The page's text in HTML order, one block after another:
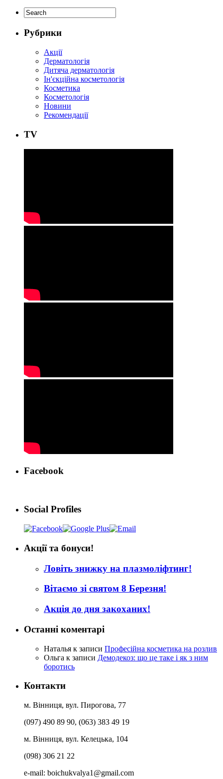
Рубрики
Акції
Дерматологія
Дитяча дерматологія
Ін'єкційна косметологія
Косметика
Косметологія
Новини
Рекомендації
ТV
Facebook
Social Profiles
Акції та бонуси!
Ловіть знижку на плазмоліфтинг!
Вітаємо зі святом 8 Березня!
Акція до дня закоханих!
Останні коментарі
Наталья к записи Професійна косметика на розлив
Ольга к записи Демодекоз: що це таке і як з ним
боротись
Контакти
м. Вінниця, вул. Пирогова, 77
(097) 490 89 90, (063) 383 49 19
м. Вінниця, вул. Келецька, 104
(098) 306 21 22
e-mail: boichukvalya1@gmail.com